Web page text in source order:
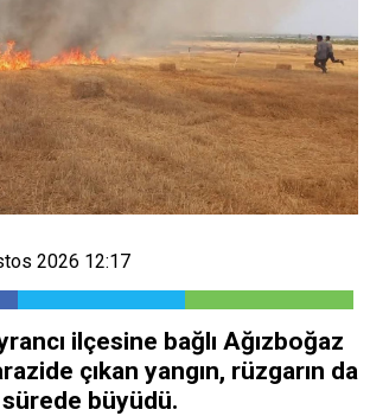
2026 12:17
ilçesine bağlı Ağızboğaz
çıkan yangın, rüzgarın da
büyüdü.